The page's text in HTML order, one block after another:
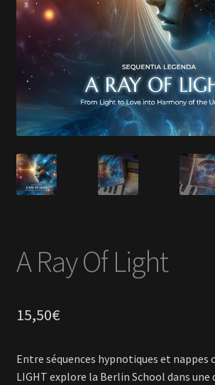
En savoir +
Mon Compte
A Ray Of Light
15,50€
Entre séquences hypnotiques et nappes
LIGHT explore la Berlin School dans une